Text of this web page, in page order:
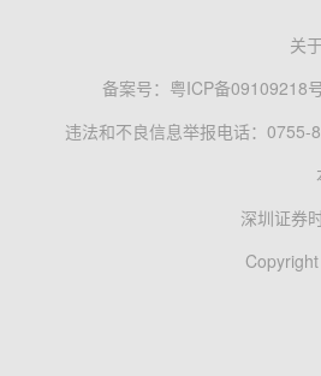
关
备案号： 粤ICP备09109218
违法和不良信息举报电话：0755-
深圳证券